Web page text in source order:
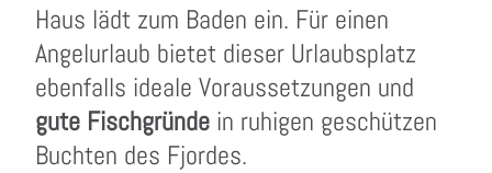
Haus lädt zum Baden ein. Für einen
Angelurlaub bietet dieser Urlaubsplatz
ebenfalls ideale Voraussetzungen und
gute Fischgründe in ruhigen geschützen
Buchten des Fjordes.